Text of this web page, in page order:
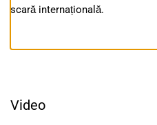
scară internațională.
Video